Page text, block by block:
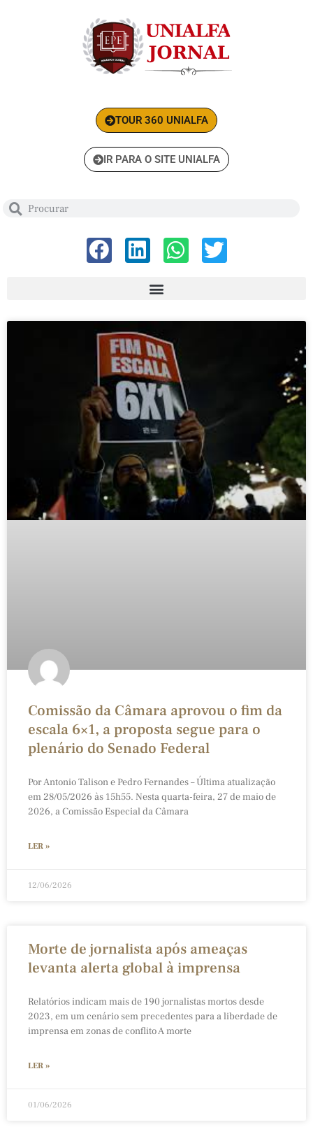
TOUR 360 UNIALFA
IR PARA O SITE UNIALFA
Comissão da Câmara aprovou o fim da
escala 6×1, a proposta segue para o
plenário do Senado Federal
Por Antonio Talison e Pedro Fernandes – Última atualização
em 28/05/2026 às 15h55. Nesta quarta-feira, 27 de maio de
2026, a Comissão Especial da Câmara
LER »
12/06/2026
Morte de jornalista após ameaças
levanta alerta global à imprensa
Relatórios indicam mais de 190 jornalistas mortos desde
2023, em um cenário sem precedentes para a liberdade de
imprensa em zonas de conflito A morte
LER »
01/06/2026